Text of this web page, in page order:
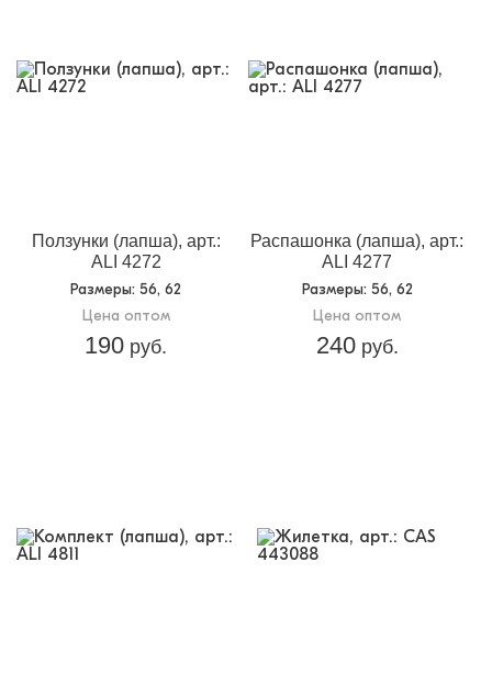
Ползунки (лапша), арт.:
ALI 4272
Размеры: 56, 62
Цена оптом
190 руб.
Распашонка (лапша), арт.:
ALI 4277
Размеры: 56, 62
Цена оптом
240руб.